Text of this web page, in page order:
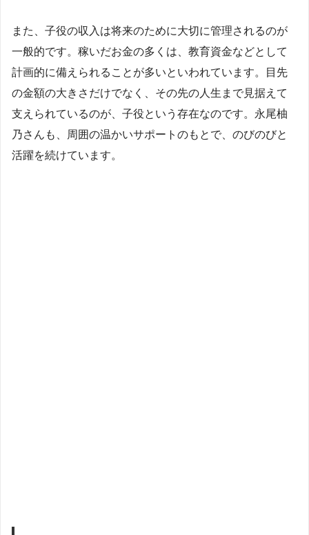
また、子役の収入は将来のために大切に管理されるのが
一般的です。稼いだお金の多くは、教育資金などとして
計画的に備えられることが多いといわれています。目先
の金額の大きさだけでなく、その先の人生まで見据えて
支えられているのが、子役という存在なのです。永尾柚
乃さんも、周囲の温かいサポートのもとで、のびのびと
活躍を続けています。